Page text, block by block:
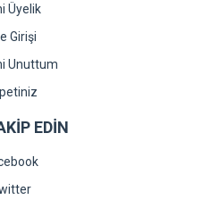
Üyelik
Girişi
Unuttum
EDİN